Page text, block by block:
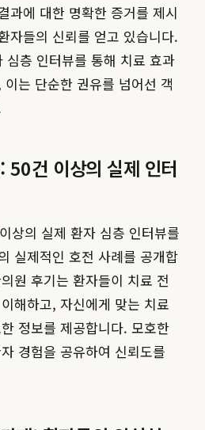
과에 대한 명확한 증거를 제시
자들의 신뢰를 얻고 있습니다.
심층 인터뷰를 통해 치료 효과
는 단순한 권유를 넘어선 객
50건 이상의 실제 인터
상의 실제 환자 심층 인터뷰를
실제적인 호전 사례를 공개합
원 후기는 환자들이 치료 전
해하고, 자신에게 맞는 치료
정보를 제공합니다. 모호한
경험을 공유하여 신뢰도를